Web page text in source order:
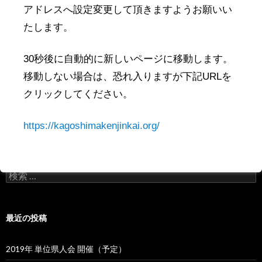
アドレスへ設定変更して頂きますようお願いい
たします。
30秒後に自動的に新しいページに移動します。
移動しない場合は、恐れ入りますが下記URLを
クリックしてください。
https://kagoshimakenjinkai.org/
県人会イベントレポート
県人会イベント情報
関東での県人会開催情報
鹿児島で開催されるイベント
鹿児島関係のevent
検
索
最近の投稿
2019年 単位県人会 開催（予定）